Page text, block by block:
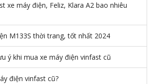
xe máy điện, Feliz, Klara A2 bao nhiêu
M133S thời trang, tốt nhất 2024
ý khi mua xe máy điện vinfast cũ
điện vinfast cũ?